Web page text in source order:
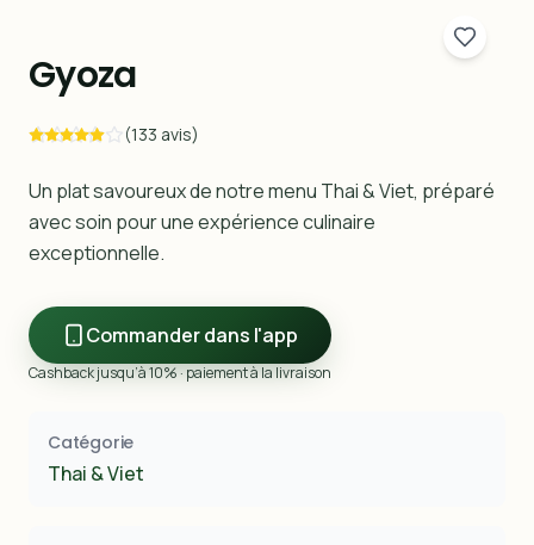
Nous contacter
Gyoza
(133 avis)
Un plat savoureux de notre menu Thai & Viet, préparé
avec soin pour une expérience culinaire
exceptionnelle.
Commander dans l'app
Cashback jusqu’à 10% · paiement à la livraison
Catégorie
Thai & Viet